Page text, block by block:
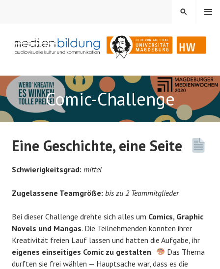
MEDIENBILDUNG
Audiovisuelle Kultur und Kommunikation
MENÜ
SUCHEN
Comic-Challenge
Eine Geschichte, eine Seite
Schwierigkeitsgrad: mittel
Zugelassene Teamgröße: bis zu 2 Teammitglieder
Bei dieser Challenge drehte sich alles um Comics, Graphic
Novels und Mangas. Die Teilnehmenden konnten ihrer
Kreativität freien Lauf lassen und hatten die Aufgabe, ihr
eigenes einseitiges Comic zu gestalten.
Das Thema
durften sie frei wählen — Hauptsache war, dass es die